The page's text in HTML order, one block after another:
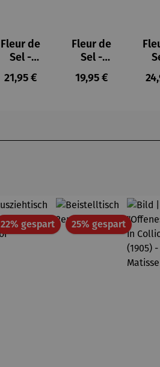
Fleur de
Sel -
Geschenk
box
Regulärer Preis:
21,95 €
Fleur de
Sel -
Geschenk
box
Regulärer Preis:
19,95 €
22% gespartRabatt25% gespartRabatt